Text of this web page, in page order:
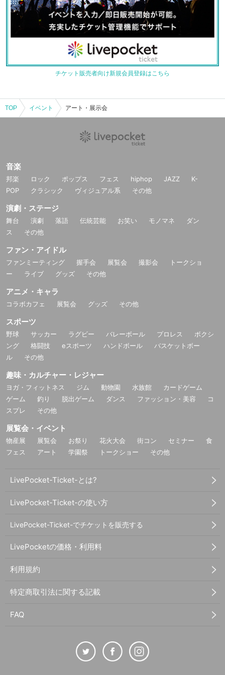
チケット販売者向け新規会員登録はこちら
TOP イベント アート・展示会
音楽
邦楽 ロック ポップス フェス hiphop JAZZ
K-
POP
クラシック ヴィジュアル系 その他
演劇・ステージ
舞台 演劇 落語 伝統芸能 お笑い モノマネ
ダン
ス
その他
ファン・アイドル
ファンミーティング 握手会 展覧会 撮影会
トークショ
ー
ライブ グッズ その他
アニメ・キャラ
コラボカフェ 展覧会 グッズ その他
スポーツ
野球 サッカー ラグビー バレーボール プロレス
ボクシ
ング
格闘技 eスポーツ ハンドボール
バスケットボー
ル
その他
趣味・カルチャー・レジャー
ヨガ・フィットネス ジム 動物園 水族館
カードゲーム
ゲーム
釣り 脱出ゲーム ダンス ファッション・美容
コ
スプレ
その他
展覧会・イベント
物産展 展覧会 お祭り 花火大会 街コン セミナー
食
フェス
アート 学園祭 トークショー その他
LivePocket-Ticket-とは?
LivePocket-Ticket-の使い方
LivePocket-Ticket-でチケットを販売する
LivePocketの価格・利用料
利用規約
特定商取引法に関する記載
FAQ